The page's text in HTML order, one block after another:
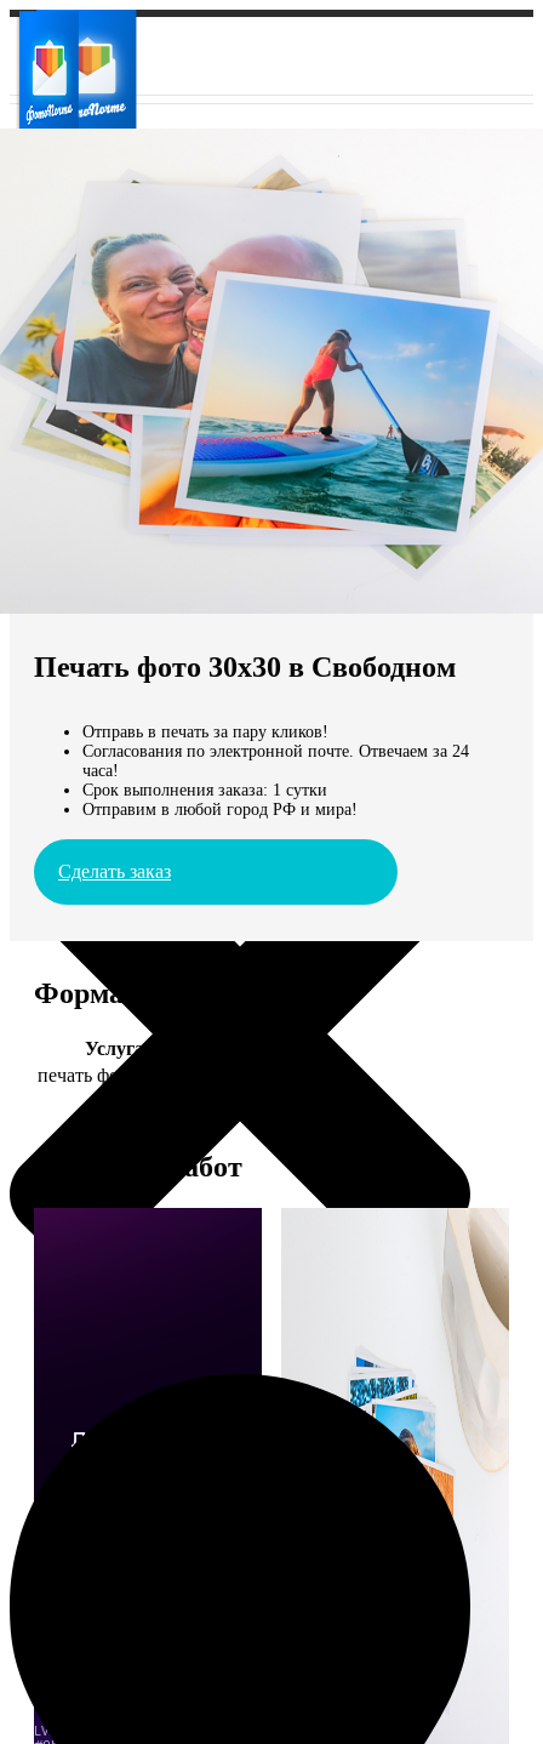
Ваш регион доставки
Выберите из списка:
Мы доставляем по всему миру
Продолжить без города
Печать фото 30х30 в Свободном
Отправь в печать за пару кликов!
Согласования по электронной почте. Отвечаем за 24
часа!
Срок выполнения заказа: 1 сутки
Отправим в любой город РФ и мира!
Сделать заказ
Форматы и цены
Услуга
печать фото 30х30
Примеры работ